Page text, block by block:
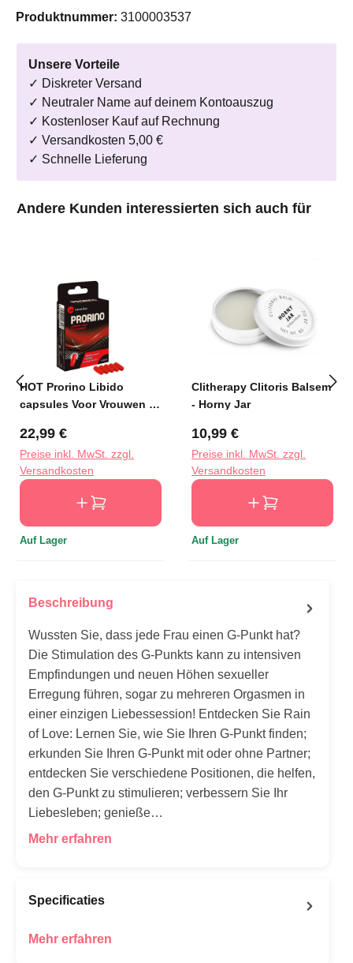
Produktnummer: 3100003537
Unsere Vorteile
✓ Diskreter Versand
✓ Neutraler Name auf deinem Kontoauszug
✓ Kostenloser Kauf auf Rechnung
✓ Versandkosten 5,00 €
✓ Schnelle Lieferung
Produktgalerie überspringen
Andere Kunden interessierten sich auch für
HOT Prorino Libido
capsules Voor Vrouwen -
Regulärer Preis:
22,99 €
Preise inkl. MwSt. zzgl.
Versandkosten
Auf Lager
Clitherapy Clitoris Balsem
- Horny Jar
Regulärer Preis:
10,99 €
Preise inkl. MwSt. zzgl.
Versandkosten
Auf Lager
Beschreibung
Wussten Sie, dass jede Frau einen G-Punkt hat?
Die Stimulation des G-Punkts kann zu intensiven
Empfindungen und neuen Höhen sexueller
Erregung führen, sogar zu mehreren Orgasmen in
einer einzigen Liebessession! Entdecken Sie Rain
of Love: Lernen Sie, wie Sie Ihren G-Punkt finden;
erkunden Sie Ihren G-Punkt mit oder ohne Partner;
entdecken Sie verschiedene Positionen, die helfen,
den G-Punkt zu stimulieren; verbessern Sie Ihr
Liebesleben; genieße…
Mehr erfahren
Specificaties
Mehr erfahren